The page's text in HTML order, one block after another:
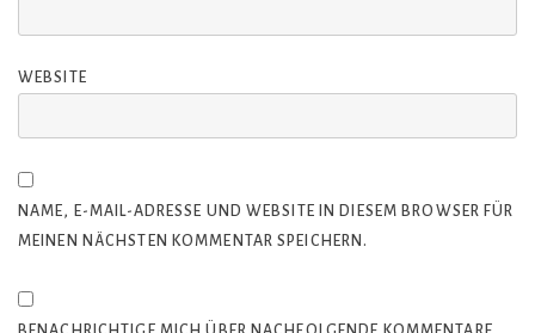
WEBSITE
NAME, E-MAIL-ADRESSE UND WEBSITE IN DIESEM BROWSER FÜR
MEINEN NÄCHSTEN KOMMENTAR SPEICHERN.